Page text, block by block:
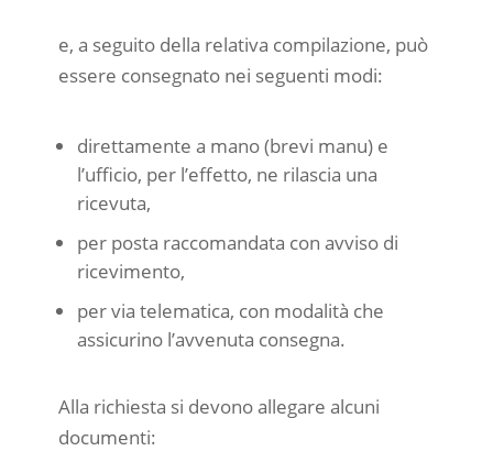
e, a seguito della relativa compilazione, può
essere consegnato nei seguenti modi:
direttamente a mano (brevi manu) e
l’ufficio, per l’effetto, ne rilascia una
ricevuta,
per posta raccomandata con avviso di
ricevimento,
per via telematica, con modalità che
assicurino l’avvenuta consegna.
Alla richiesta si devono allegare alcuni
documenti: